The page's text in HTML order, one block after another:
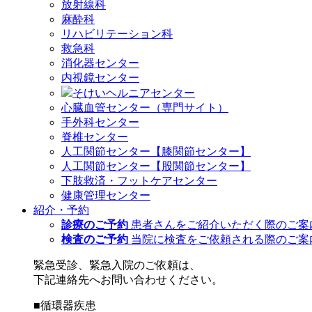
放射線科
麻酔科
リハビリテーション科
救急科
消化器センター
内視鏡センター
そけいヘルニアセンター
心臓血管センター（専門サイト）
手外科センター
脊椎センター
人工関節センター【膝関節センター】
人工関節センター【股関節センター】
下肢救済・フットケアセンター
健康管理センター
紹介・予約
診療のご予約 患者さんをご紹介いただく際のご案
検査のご予約 当院に検査をご依頼される際のご案
緊急受診、緊急入院のご依頼は、
下記連絡先へお問い合わせください。
■循環器疾患